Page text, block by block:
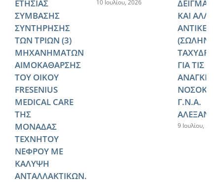
ΕΤΗΣΙΑΣ
ΣΥΜΒΑΣΗΣ
ΣΥΝΤΗΡΗΣΗΣ
ΤΩΝ ΤΡΙΩΝ (3)
ΜΗΧΑΝΗΜΑΤΩΝ
ΑΙΜΟΚΑΘΑΡΣΗΣ
ΤΟΥ ΟΙΚΟΥ
FRESENIUS
MEDICAL CARE
ΤΗΣ
ΜΟΝΑΔΑΣ
ΤΕΧΝΗΤΟΥ
ΝΕΦΡΟΥ ΜΕ
ΚΑΛΥΨΗ
ΑΝΤΑΛΛΑΚΤΙΚΩΝ.
10 Ιουλίου, 2026
ΚΑΙ
ΓΙΑ ΤΙΣ
ΑΝΑΓΚΕΣ
Γ.Ν.Α.
9 Ιουλίου, 2026